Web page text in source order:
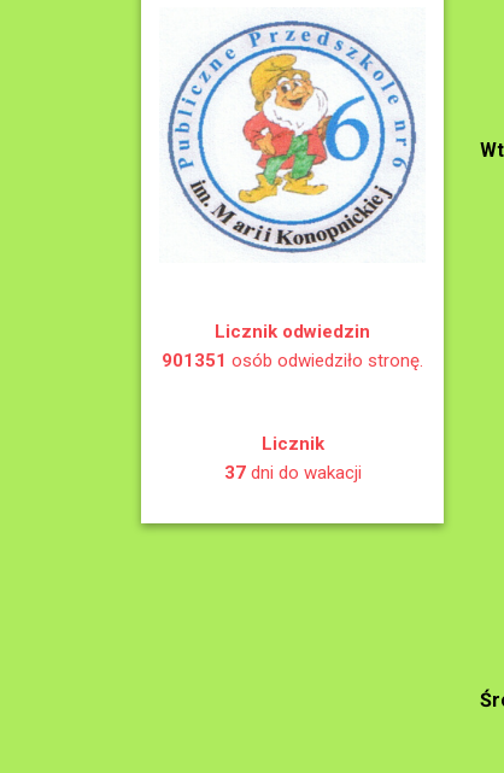
Licznik odwiedzin
901351 osób odwiedziło stronę.
Licznik
37dni do wakacji